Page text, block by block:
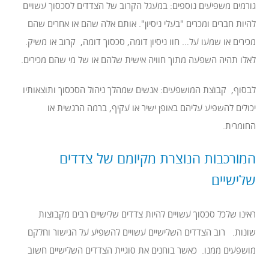
גורמים משפיעים נוספים: במעגל הקרוב של הצדדים לסכסוך עשויים
להיות חברים ומכרים "בעלי ניסיון". אותם אלה שהם או אחרים שהם
מכירים או שמעו על… חוו ניסיון דומה, סכסוך דומה, קרוב או משיק.
לאלו תהיה השפעה מתוך חוויה אישית שלהם או של מי שהם מכירים.
לבסוף, קבוצת המושפעים: אנשים שמהלך ניהול הסכסוך ותוצאותיו
יכולים להשפיע עליהם באופן ישיר או עקיף, ברמה הרגשית או
החומרית.
המורכבות הנוצרת מקיומם של צדדים
שלישיים
ראינו שלכל סכסוך עשויים להיות צדדים שלישיים רבים מקבוצות
שונות. רוב הצדדים השלישיים עשויים להשפיע על הגישור וחלקם
מושפעים ממנו. כאשר בוחנים את סוגיית הצדדים השלישיים חשוב